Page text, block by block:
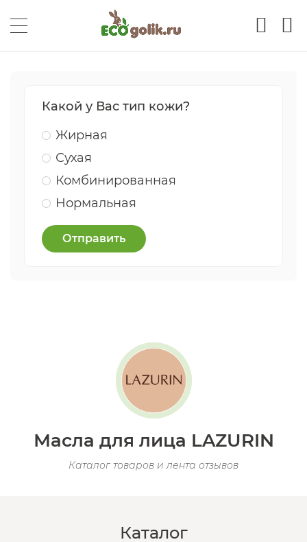
Какой у Вас тип кожи?
Жирная
Сухая
Комбинированная
Нормальная
Отправить
Масла для лица LAZURIN
Каталог товаров и лента отзывов
Каталог